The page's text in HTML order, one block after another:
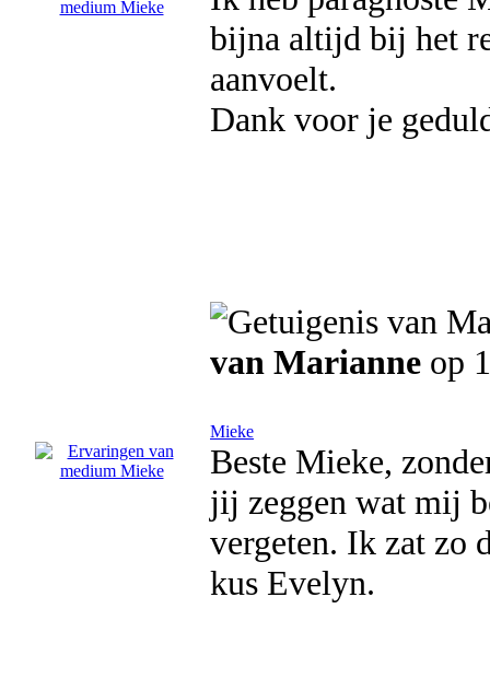
bijna altijd bij het
aanvoelt.
Dank voor je
van Marianne op
Mieke
Beste Mieke,
jij zeggen wat mij
vergeten. Ik zat zo
kus Evelyn.